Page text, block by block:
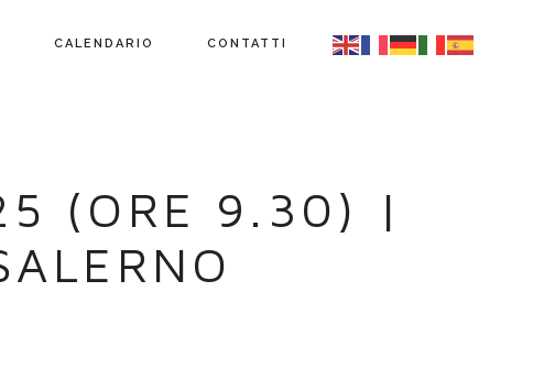
CALENDARIO CONTATTI
(ORE 9.30) |